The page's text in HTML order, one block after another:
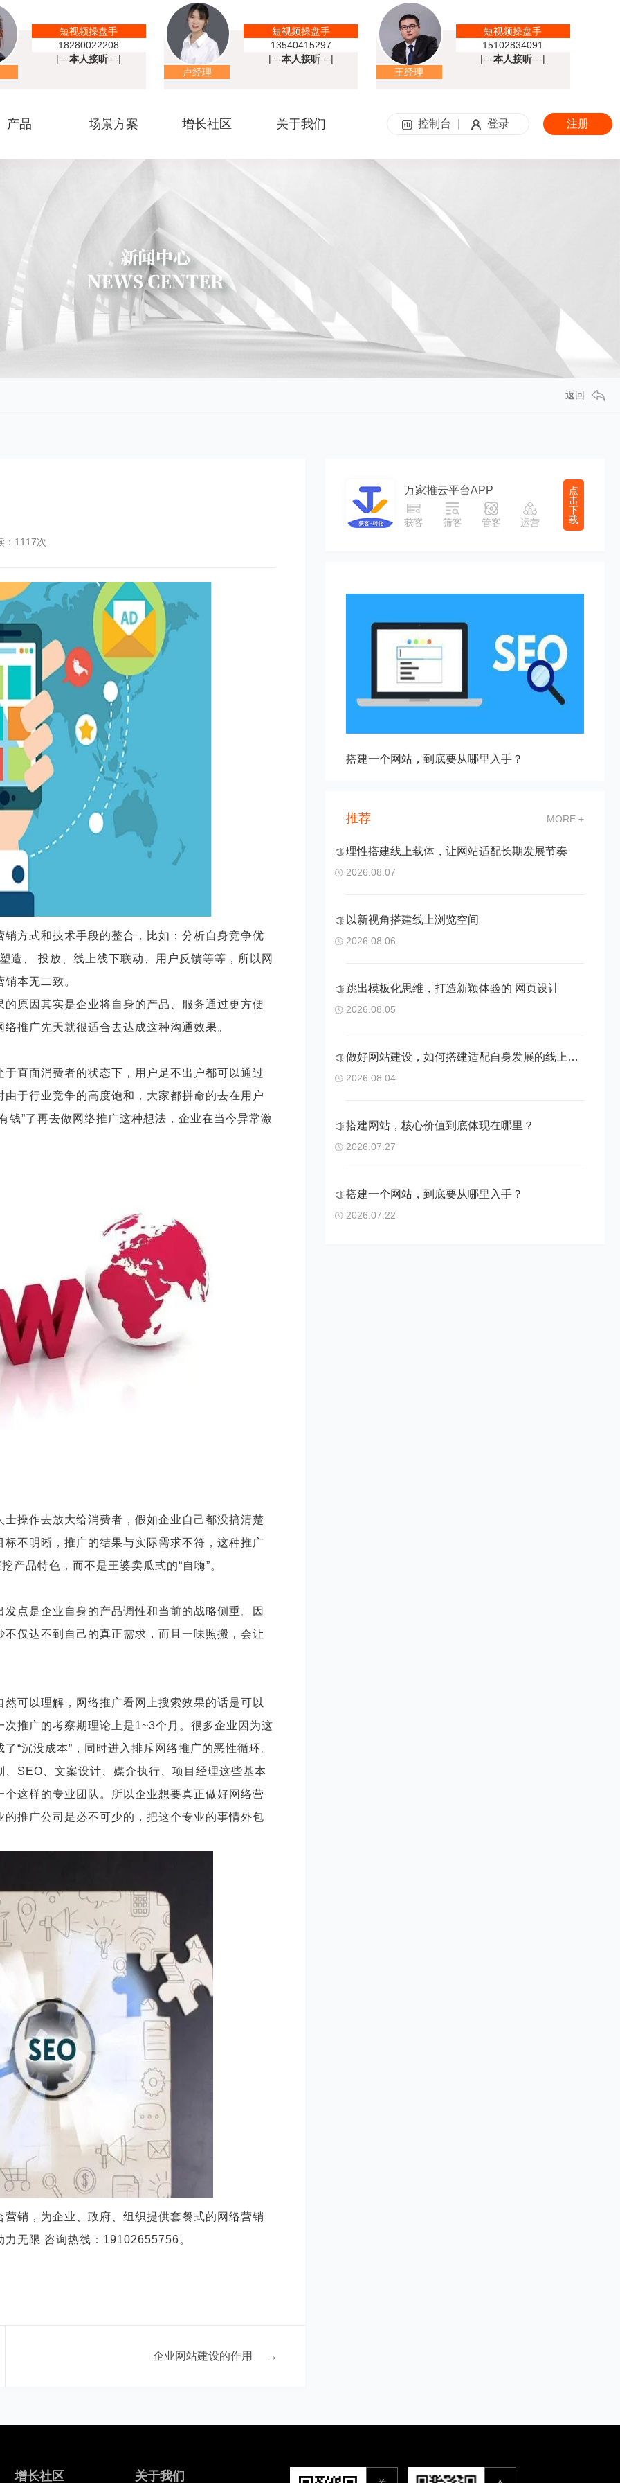
短视频操盘手
18280022208
|---本人接听---|
卢经理
短视频操盘手
13540415297
|---本人接听---|
王经理
短视频操盘手
15102834091
|---本人接听---|
产品 场景方案 增长社区 关于我们 控制台 登录 注册
返回
：1117次
方式和技术手段的整合，比如：分析自身竞争优
造、 投放、线上线下联动、用户反馈等等，所以网
本无二致。
原因其实是企业将自身的产品、服务通过更方便
推广先天就很适合去达成这种沟通效果。
直面消费者的状态下，用户足不出户都可以通过
于行业竞争的高度饱和，大家都拼命的去在用户
钱”了再去做网络推广这种想法，企业在当今异常激
操作去放大给消费者，假如企业自己都没搞清楚
不明晰，推广的结果与实际需求不符，这种推广
产品特色，而不是王婆卖瓜式的“自嗨”。
点是企业自身的产品调性和当前的战略侧重。因
仅达不到自己的真正需求，而且一味照搬，会让
可以理解，网络推广看网上搜索效果的话是可以
推广的考察期理论上是1~3个月。很多企业因为这
“沉没成本”，同时进入排斥网络推广的恶性循环。
SEO、文案设计、媒介执行、项目经理这些基本
这样的专业团队。所以企业想要真正做好网络营
推广公司是必不可少的，把这个专业的事情外包
销，为企业、政府、组织提供套餐式的网络营销
无限 咨询热线： 19102655756。
企业网站建设的作用 →
万家推云平台APP
获客 筛客 管客 运营
点
击
下
载
搭建网站，核心价值到底体现在哪里？ 搭建一个网站，到底要从哪里入手？
推荐 MORE +
理性搭建线上载体，让网站适配长期发展节奏
2026.08.07
以新视角搭建线上浏览空间
2026.08.06
跳出模板化思维，打造新颖体验的 网页设计
2026.08.05
做好网站建设，如何搭建适配自身发展的线上阵地
2026.08.04
搭建网站，核心价值到底体现在哪里？
2026.07.27
搭建一个网站，到底要从哪里入手？
2026.07.22
增长社区 关于我们